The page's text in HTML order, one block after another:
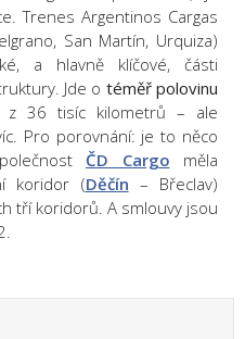
Trenes Argentinos Cargas
San Martín, Urquiza)
a hlavně klíčové, části
Jde o téměř polovinu
36 tisíc kilometrů – ale
Pro porovnání: je to něco
ČD Cargo měla
koridor (Děčín – Břeclav)
tří koridorů. A smlouvy jsou